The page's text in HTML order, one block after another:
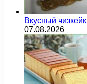
Вкусный чизкейк
07.08.2026